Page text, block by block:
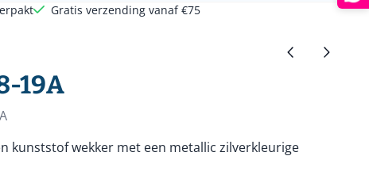
Gratis verzending vanaf €75
19A
kunststof wekker met een metallic zilverkleurige